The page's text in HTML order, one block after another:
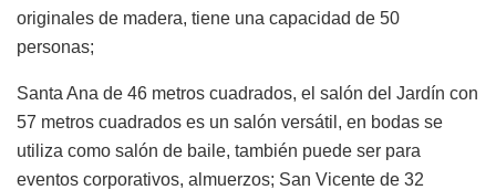
originales de madera, tiene una capacidad de 50
personas;
Santa Ana de 46 metros cuadrados, el salón del Jardín con
57 metros cuadrados es un salón versátil, en bodas se
utiliza como salón de baile, también puede ser para
eventos corporativos, almuerzos; San Vicente de 32